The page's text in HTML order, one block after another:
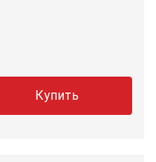
Купить